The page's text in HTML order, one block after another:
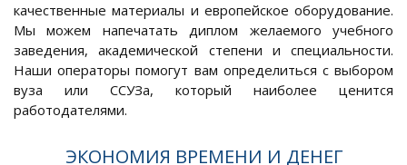
качественные материалы и европейское оборудование.
Мы можем напечатать диплом желаемого учебного
заведения, академической степени и специальности.
Наши операторы помогут вам определиться с выбором
вуза или ССУЗа, который наиболее ценится
работодателями.
ЭКОНОМИЯ ВРЕМЕНИ И ДЕНЕГ